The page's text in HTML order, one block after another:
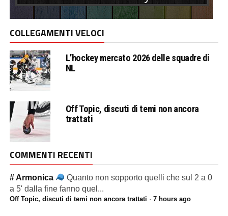
COLLEGAMENTI VELOCI
L’hockey mercato 2026 delle squadre di
NL
Off Topic, discuti di temi non ancora
trattati
COMMENTI RECENTI
# Armonica
Quanto non sopporto quelli che sul 2 a 0
a 5' dalla fine fanno quel...
Off Topic, discuti di temi non ancora trattati · 7 hours ago